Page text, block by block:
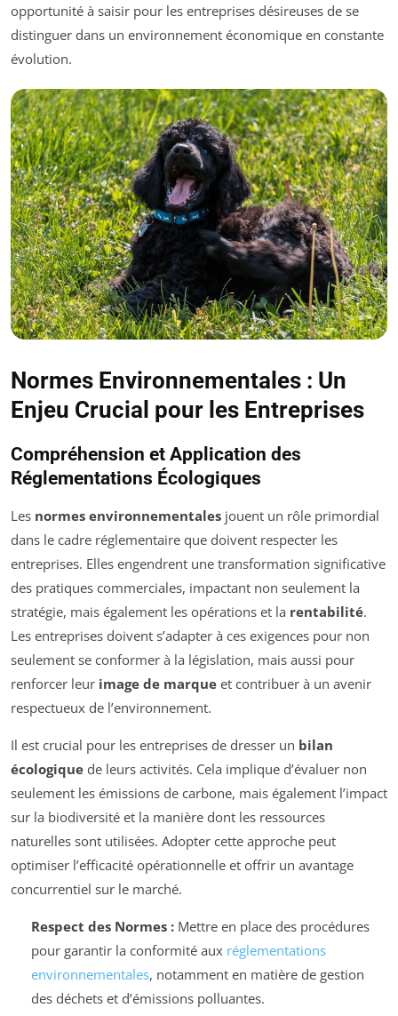
opportunité à saisir pour les entreprises désireuses de se
distinguer dans un environnement économique en constante
évolution.
Normes Environnementales : Un
Enjeu Crucial pour les Entreprises
Compréhension et Application des
Réglementations Écologiques
Les normes environnementales jouent un rôle primordial
dans le cadre réglementaire que doivent respecter les
entreprises. Elles engendrent une transformation significative
des pratiques commerciales, impactant non seulement la
stratégie, mais également les opérations et la rentabilité.
Les entreprises doivent s’adapter à ces exigences pour non
seulement se conformer à la législation, mais aussi pour
renforcer leur image de marque et contribuer à un avenir
respectueux de l’environnement.
Il est crucial pour les entreprises de dresser un bilan
écologique de leurs activités. Cela implique d’évaluer non
seulement les émissions de carbone, mais également l’impact
sur la biodiversité et la manière dont les ressources
naturelles sont utilisées. Adopter cette approche peut
optimiser l’efficacité opérationnelle et offrir un avantage
concurrentiel sur le marché.
Respect des Normes :Mettre en place des procédures
pour garantir la conformité aux réglementations
environnementales, notamment en matière de gestion
des déchets et d’émissions polluantes.